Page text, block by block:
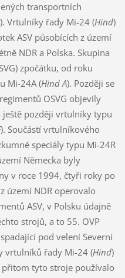
transportních
). Vrtulníky řady Mi-24 (Hind)
ASV působících z území
NDR a Polska. Skupina
zpočátku, od roku
Mi-24A (Hind A). Později se
OSVG objevily
ještě později vrtulníky typu
). Součástí vrtulníkového
speciály typu Mi-24R
Německa byly
v roce 1994, čtyři roky po
území NDR operovalo
ASV, v Polsku údajně
strojů, a to 55. OVP
pod velení Severní
vrtulníků řady Mi-24 (Hind)
přitom tyto stroje používalo